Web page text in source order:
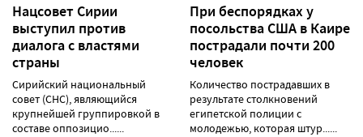
Нацсовет Сирии
выступил против
диалога с властями
страны
Сирийский национальный
совет (СНС), являющийся
крупнейшей группировкой в
составе оппозицио......
При беспорядках у
посольства США в Каире
пострадали почти 200
человек
Количество пострадавших в
результате столкновений
египетской полиции с
молодежью, которая штур......